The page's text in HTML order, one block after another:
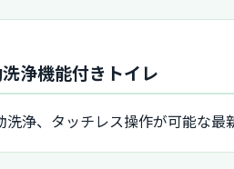
浄機能付きトイレ
浄、タッチレス操作が可能な最